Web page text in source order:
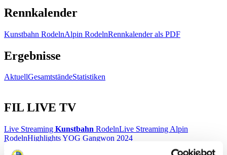
Rennkalender
Kunstbahn RodelnAlpin RodelnRennkalender als PDF
Ergebnisse
AktuellGesamtständeStatistiken
FIL LIVE TV
Live Streaming Kunstbahn RodelnLive Streaming Alpin
RodelnHighlights YOG Gangwon 2024